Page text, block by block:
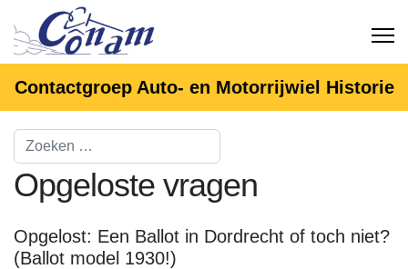
Contactgroep Auto- en Motorrijwiel Historie
Opgeloste vragen
Opgelost: Een Ballot in Dordrecht of toch niet?
(Ballot model 1930!)